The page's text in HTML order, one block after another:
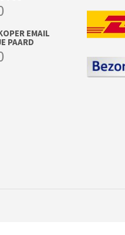
EMAIL
PAARD